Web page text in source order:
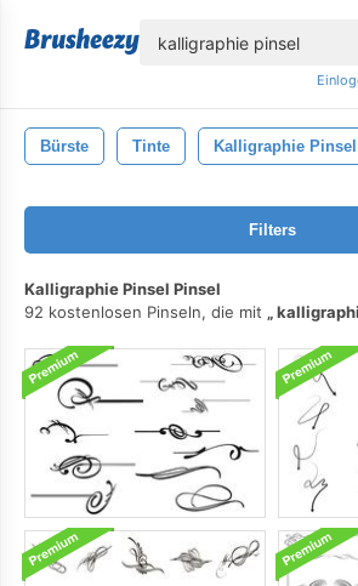
Bürste Tinte Kalligraphie Pinsel
Filters
Kalligraphie Pinsel Pinsel
92 kostenlosen Pinseln, die mit